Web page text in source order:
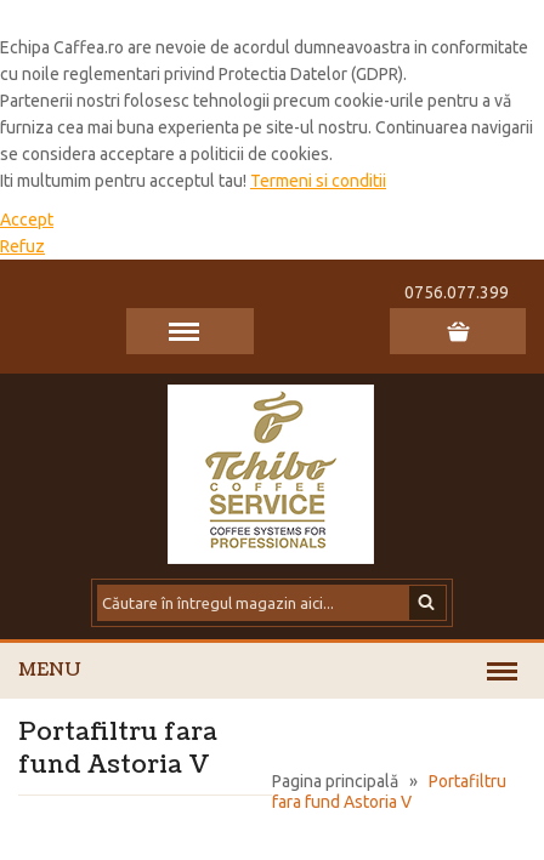
Echipa Caffea.ro are nevoie de acordul dumneavoastra in conformitate
cu noile reglementari privind Protectia Datelor (GDPR).
Partenerii nostri folosesc tehnologii precum cookie-urile pentru a vă
furniza cea mai buna experienta pe site-ul nostru. Continuarea navigarii
se considera acceptare a politicii de cookies.
Iti multumim pentru acceptul tau! Termeni si conditii
Accept
Refuz
0756.077.399
MENU
Pagina principală » Portafiltru
fara fund Astoria V
Portafiltru fara
fund Astoria V